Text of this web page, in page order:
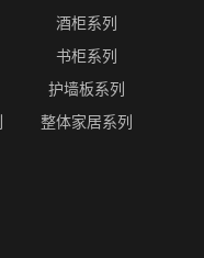
酒柜系列
书柜系列
护墙板系列
整体家居系列